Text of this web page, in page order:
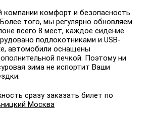
компании комфорт и безопасность
того, мы регулярно обновляем
всего 8 мест, каждое сидение
подлокотниками и USB-
автомобили оснащены
печкой. Поэтому ни
зима не испортит Ваши
сразу заказать билет по
Москва